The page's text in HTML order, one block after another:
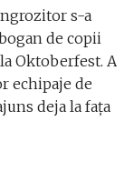
s-a
de copii
Oktoberfest. A
echipaje de
deja la fața